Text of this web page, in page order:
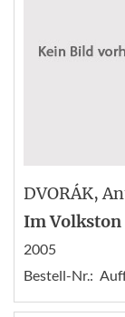
DVORÁK,
Im Volkston
2005
Bestell-Nr.: